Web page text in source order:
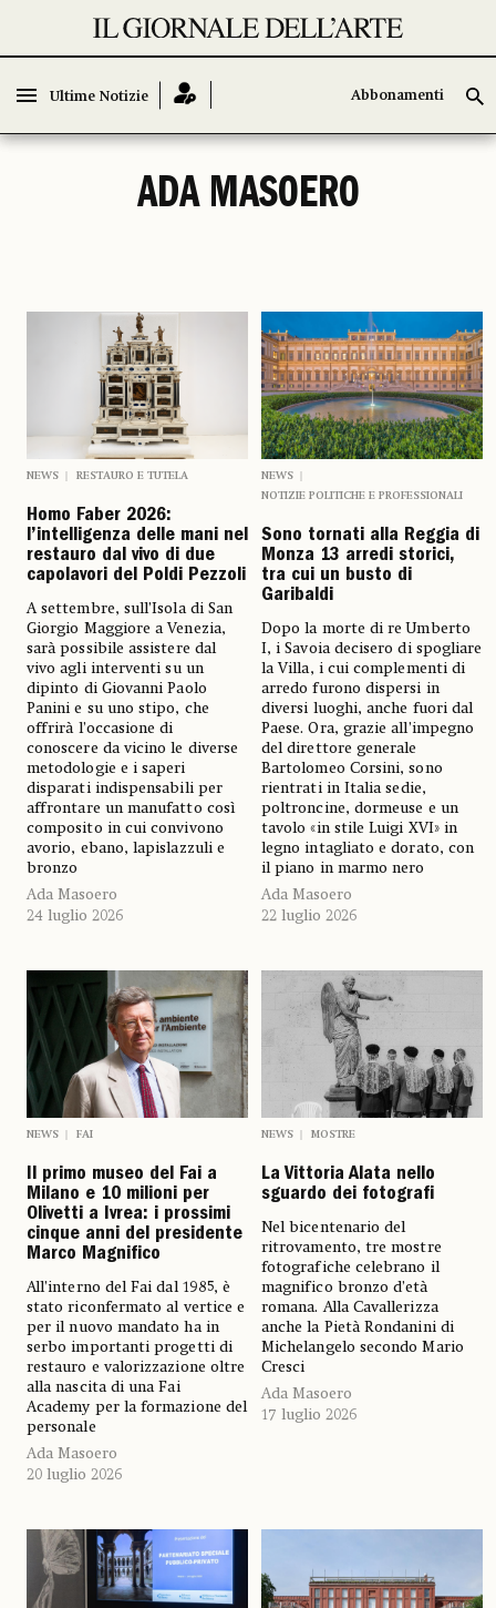
Ultime Notizie Abbonamenti
Ultime Notizie Abbonamenti
ADA MASOERO
NEWS RESTAURO E TUTELA
Homo Faber 2026:
l’intelligenza delle mani nel
restauro dal vivo di due
capolavori del Poldi Pezzoli
A settembre, sull’Isola di San
Giorgio Maggiore a Venezia,
sarà possibile assistere dal
vivo agli interventi su un
dipinto di Giovanni Paolo
Panini e su uno stipo, che
offrirà l’occasione di
conoscere da vicino le diverse
metodologie e i saperi
disparati indispensabili per
affrontare un manufatto così
composito in cui convivono
avorio, ebano, lapislazzuli e
bronzo
Ada Masoero
24 luglio 2026
NEWS
NOTIZIE POLITICHE E PROFESSIONALI
Sono tornati alla Reggia di
Monza 13 arredi storici,
tra cui un busto di
Garibaldi
Dopo la morte di re Umberto
I, i Savoia decisero di spogliare
la Villa, i cui complementi di
arredo furono dispersi in
diversi luoghi, anche fuori dal
Paese. Ora, grazie all’impegno
del direttore generale
Bartolomeo Corsini, sono
rientrati in Italia sedie,
poltroncine, dormeuse e un
tavolo «in stile Luigi XVI» in
legno intagliato e dorato, con
il piano in marmo nero
Ada Masoero
22 luglio 2026
NEWS FAI
Il primo museo del Fai a
Milano e 10 milioni per
Olivetti a Ivrea: i prossimi
cinque anni del presidente
Marco Magnifico
All’interno del Fai dal 1985, è
stato riconfermato al vertice e
per il nuovo mandato ha in
serbo importanti progetti di
restauro e valorizzazione oltre
alla nascita di una Fai
Academy per la formazione del
personale
Ada Masoero
20 luglio 2026
NEWS MOSTRE
La Vittoria Alata nello
sguardo dei fotografi
Nel bicentenario del
ritrovamento, tre mostre
fotografiche celebrano il
magnifico bronzo d’età
romana. Alla Cavallerizza
anche la Pietà Rondanini di
Michelangelo secondo Mario
Cresci
Ada Masoero
17 luglio 2026